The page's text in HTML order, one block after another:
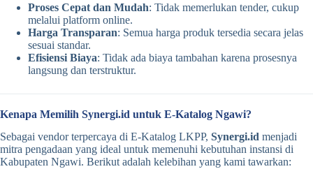
Proses Cepat dan Mudah: Tidak memerlukan tender, cukup
melalui platform online.
Harga Transparan: Semua harga produk tersedia secara jelas
sesuai standar.
Efisiensi Biaya: Tidak ada biaya tambahan karena prosesnya
langsung dan terstruktur.
Kenapa Memilih Synergi.id untuk E-Katalog Ngawi?
Sebagai vendor terpercaya di E-Katalog LKPP, Synergi.id menjadi
mitra pengadaan yang ideal untuk memenuhi kebutuhan instansi di
Kabupaten Ngawi. Berikut adalah kelebihan yang kami tawarkan: